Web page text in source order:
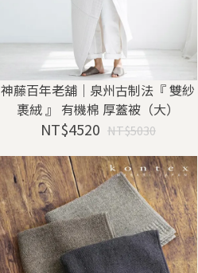
神藤百年老舖｜泉州古制法『 雙紗
裹絨 』 有機棉 厚蓋被（大）
NT$4520 NT$5030